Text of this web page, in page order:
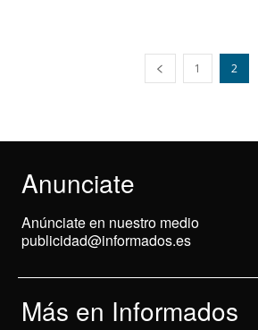
1 2
Anunciate
Anúnciate en nuestro medio
publicidad@informados.es
Más en Informados